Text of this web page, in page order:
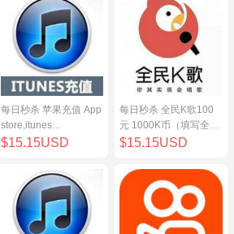
每日秒杀 苹果充值 App
store,itunes
store,iphone,ipad中国
$15.15USD
每日秒杀 全民K歌100
元 1000K币（填写全民
K歌号充值）
$15.15USD